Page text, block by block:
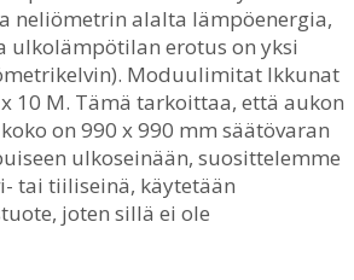
neliömetrin alalta lämpöenergia,
ulkolämpötilan erotus on yksi
Moduulimitat Ikkunat
10 M. Tämä tarkoittaa, että aukon
on 990 x 990 mm säätövaran
ulkoseinään, suosittelemme
tai tiiliseinä, käytetään
joten sillä ei ole